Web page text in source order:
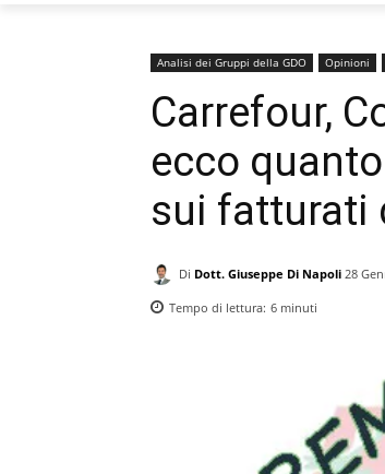
Analisi dei Gruppi della GDO Opinioni
Carrefour,
ecco
sui fatturati
Di Dott. Giuseppe Di Napoli 28
Tempo di lettura: 6 minuti